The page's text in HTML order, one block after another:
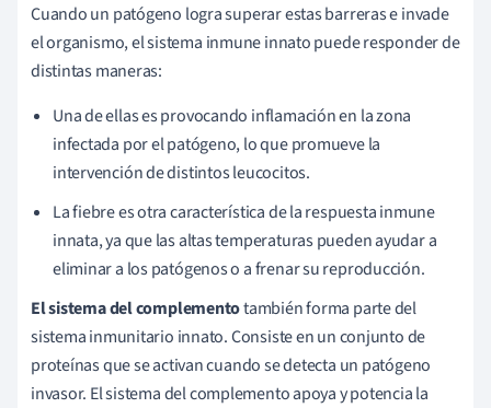
Cuando un patógeno logra superar estas barreras e invade
elorganismo, el sistema inmune innato puede responder de
distintas maneras:
Una de ellas es provocando inflamación en la zona
infectada por el patógeno, lo que promueve la
intervención de distintos leucocitos.
La fiebre es otra característica de la respuesta inmune
innata, ya que las altas temperaturas pueden ayudar a
eliminar a los patógenos o a frenar su reproducción.
El sistema del complementotambién forma parte del
sistema inmunitario innato. Consiste en un conjunto de
proteínas que se activan cuando se detecta un patógeno
invasor. Elsistema del complemento apoya y potencia la